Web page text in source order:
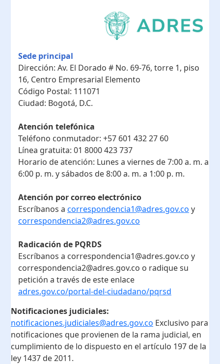
Sede principal
Dirección: Av. El Dorado # No. 69-76, torre 1, piso
16, Centro Empresarial Elemento
Código Postal: 111071
Ciudad: Bogotá, D.C.
Atención telefónica
Teléfono conmutador: +57 601 432 27 60
Línea gratuita: 01 8000 423 737
Horario de atención: Lunes a viernes de 7:00 a. m. a
6:00 p. m. y sábados de 8:00 a. m. a 1:00 p. m.
Atención por correo electrónico
Escríbanos a correspondencia1@adres.gov.co y
correspondencia2@adres.gov.co
Radicación de PQRDS
Escríbanos a correspondencia1@adres.gov.co y
correspondencia2@adres.gov.co o radique su
petición a través de este enlace
adres.gov.co/portal-del-ciudadano/pqrsd
Notificaciones judiciales:
notificaciones.judiciales@adres.gov.co Exclusivo para
notificaciones que provienen de la rama judicial, en
cumplimiento de lo dispuesto en el artículo 197 de la
ley 1437 de 2011.